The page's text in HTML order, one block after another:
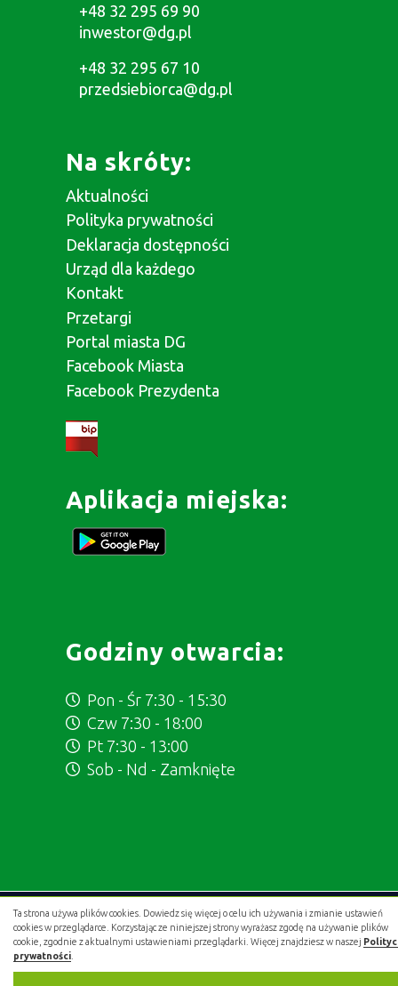
Ta strona używa plików cookies. Dowiedz się więcej o celu ich używania i zmianie ustawień
cookies w przeglądarce. Korzystając ze niniejszej strony wyrażasz zgodę na używanie plików
cookie, zgodnie z aktualnymi ustawieniami przeglądarki. Więcej znajdziesz w naszej
prywatności
+48 32 295 69 90
inwestor@dg.pl
+48 32 295 67 10
przedsiebiorca@dg.pl
Na skróty:
Aktualności
Polityka prywatności
Deklaracja dostępności
Urząd dla każdego
Kontakt
Przetargi
Portal miasta DG
Facebook Miasta
Facebook Prezydenta
Aplikacja miejska:
Godziny otwarcia:
Pon - Śr 7:30 - 15:30
Czw 7:30 - 18:00
Pt 7:30 - 13:00
Sob - Nd - Zamknięte
Projekt i wykonanie:.gold studio digital